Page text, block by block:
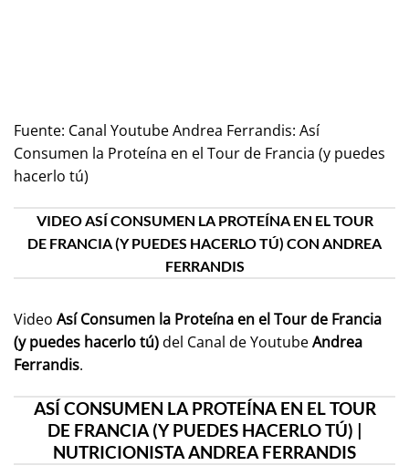
Fuente: Canal Youtube Andrea Ferrandis: Así
Consumen la Proteína en el Tour de Francia (y puedes
hacerlo tú)
VIDEO ASÍ CONSUMEN LA PROTEÍNA EN EL TOUR
DE FRANCIA (Y PUEDES HACERLO TÚ) CON ANDREA
FERRANDIS
Video Así Consumen la Proteína en el Tour de Francia
(y puedes hacerlo tú)del Canal de YoutubeAndrea
Ferrandis.
ASÍ CONSUMEN LA PROTEÍNA EN EL TOUR
DE FRANCIA (Y PUEDES HACERLO TÚ) |
NUTRICIONISTA ANDREA FERRANDIS